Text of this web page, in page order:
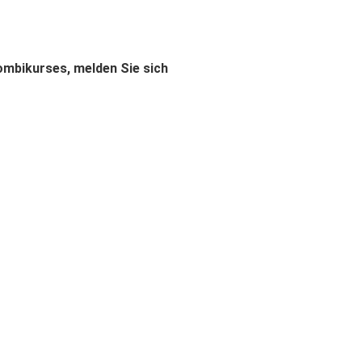
melden Sie sich